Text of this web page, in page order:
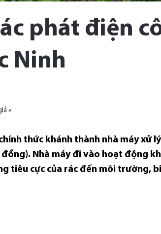
phát điện
Ninh
»
thức khánh thành nhà máy xử
Nhà máy đi vào hoạt động
tiêu cực của rác đến môi trường,